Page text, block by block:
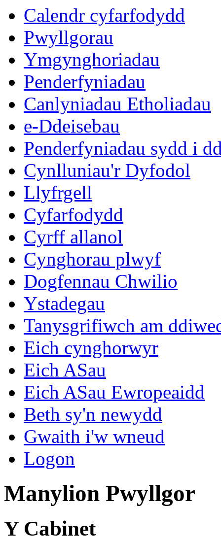
Calendr cyfarfodydd
Pwyllgorau
Ymgynghoriadau
Penderfyniadau
Canlyniadau Etholiadau
e-Ddeisebau
Penderfyniadau sydd i
Cynlluniau'r Dyfodol
Llyfrgell
Cyfarfodydd
Cyrff allanol
Cynghorau plwyf
Dogfennau Chwilio
Ystadegau
Tanysgrifiwch am
Eich cynghorwyr
Eich ASau
Eich ASau Ewropeaidd
Beth sy'n newydd
Gwaith i'w wneud
Logon
Manylion Pwyllgor
Y Cabinet